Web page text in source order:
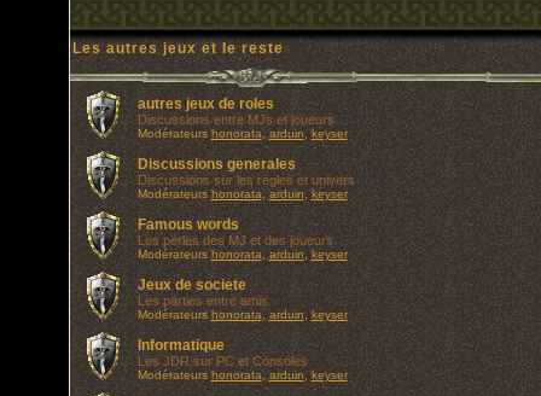
Les autres jeux et le reste
autres jeux de roles
Discussions entre MJs et joueurs
Modérateurs honorata ,arduin ,keyser
Discussions generales
Discussions sur les regles et univers
Modérateurs honorata ,arduin ,keyser
Famous words
Les perles des MJ et des joueurs
Modérateurs honorata ,arduin ,keyser
Jeux de societe
Les parties entre amis
Modérateurs honorata ,arduin ,keyser
Informatique
Les JDR sur PC et Consoles
Modérateurs honorata ,arduin ,keyser